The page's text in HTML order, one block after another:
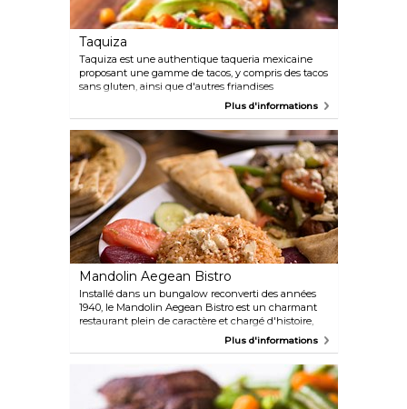
Taquiza
Taquiza est une authentique taqueria mexicaine
proposant une gamme de tacos, y compris des tacos
sans gluten, ainsi que d'autres friandises
mexicaines... Avec en plus une sélection alternée de
tequila et bien plus encore, le tout dans un endroit
élégant et décontracté juste en face du sentier de
plage.
Plus d'informations
Mandolin Aegean Bistro
Installé dans un bungalow reconverti des années
1940, le Mandolin Aegean Bistro est un charmant
restaurant plein de caractère et chargé d'histoire,
spécialisé dans la cuisine grecque et turque de la
délicieux tels que du poisson fraîchement grillé, de
l'ali nazik, du köfte et du manti.
Plus d'informations